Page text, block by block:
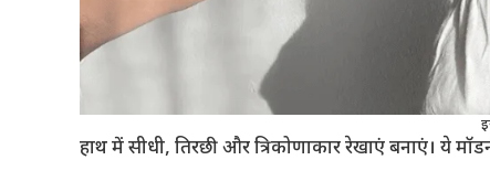
हाथ में सीधी, तिरछी और त्रिकोणाकार रेखाएं बनाएं। ये